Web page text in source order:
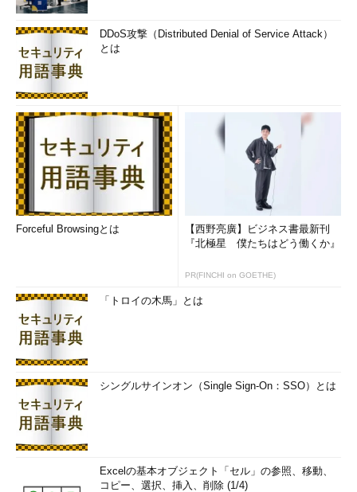
DDoS攻撃（Distributed Denial of Service Attack）
とは
Forceful Browsingとは
【西野亮廣】ビジネス書最新刊
『北極星 僕たちはどう働くか』
PR(FINCHI on GOETHE)
「トロイの木馬」とは
シングルサインオン（Single Sign-On：SSO）とは
Excelの基本オブジェクト「セル」の参照、移動、
コピー、選択、挿入、削除 (1/4)